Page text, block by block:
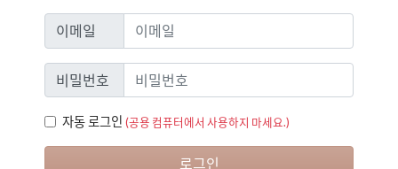
이메일
이메일
비밀번호
비밀번호
자동 로그인
자동 로그인 (공용 컴퓨터에서 사용하지 마세요.)
로그인